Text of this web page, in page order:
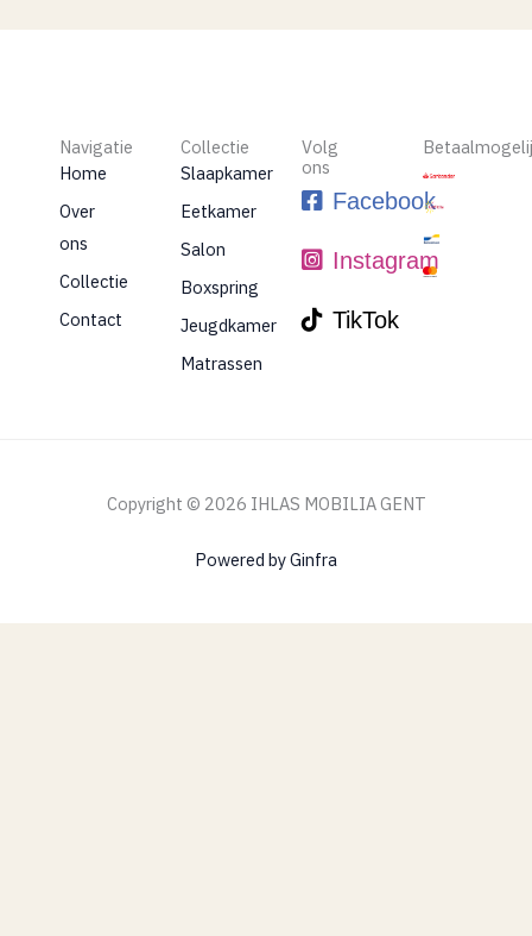
Navigatie
Home
Over
ons
Collectie
Contact
Collectie
Slaapkamer
Eetkamer
Salon
Boxspring
Jeugdkamer
Matrassen
Volg
ons
Facebook
Instagram
TikTok
Copyright © 2026 IHLAS MOBILIA GENT
Powered by Ginfra